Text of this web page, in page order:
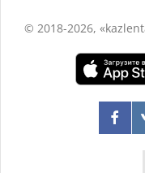
© 2018-2026,